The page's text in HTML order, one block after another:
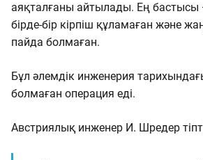
аяқталғаны айтылады. Ең бастысы
бірде-бір кірпіш құламаған және
пайда болмаған.
Бұл әлемдік инженерия
болмаған операция еді.
Австриялық инженер И. Шредер